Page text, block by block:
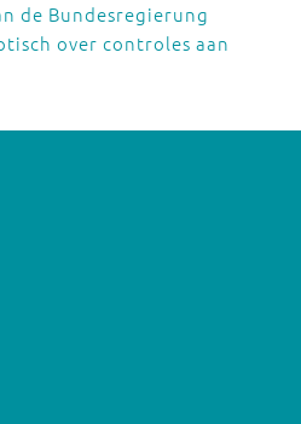
de Bundesregierung
over controles aan